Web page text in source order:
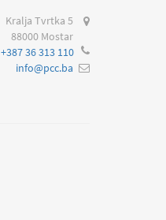
Kralja Tvrtka 5
88000 Mostar
+387 36 313 110
info@pcc.ba